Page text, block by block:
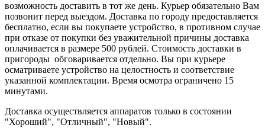
возможность доставить в тот же день. Курьер обязательно Вам
позвонит перед выездом. Доставка по городу предоставляется
бесплатно, если вы покупаете устройство, в противном случае
при отказе от покупки без уважительной причины доставка
оплачивается в размере 500 рублей. Стоимость доставки в
пригороды обговаривается отдельно. Вы при курьере
осматриваете устройство на целостность и соответствие
указанной комплектации. Время осмотра ограничено 15
минутами.
Доставка осуществляется аппаратов только в состоянии
"Хороший", "Отличный", "Новый".